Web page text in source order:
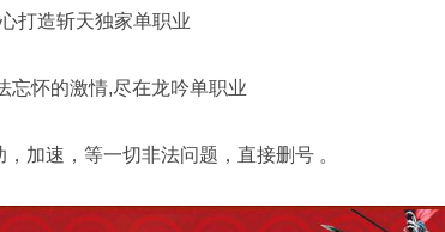
造斩天独家单职业
怀的激情,尽在龙吟单职业
速，等一切非法问题，直接删号 。